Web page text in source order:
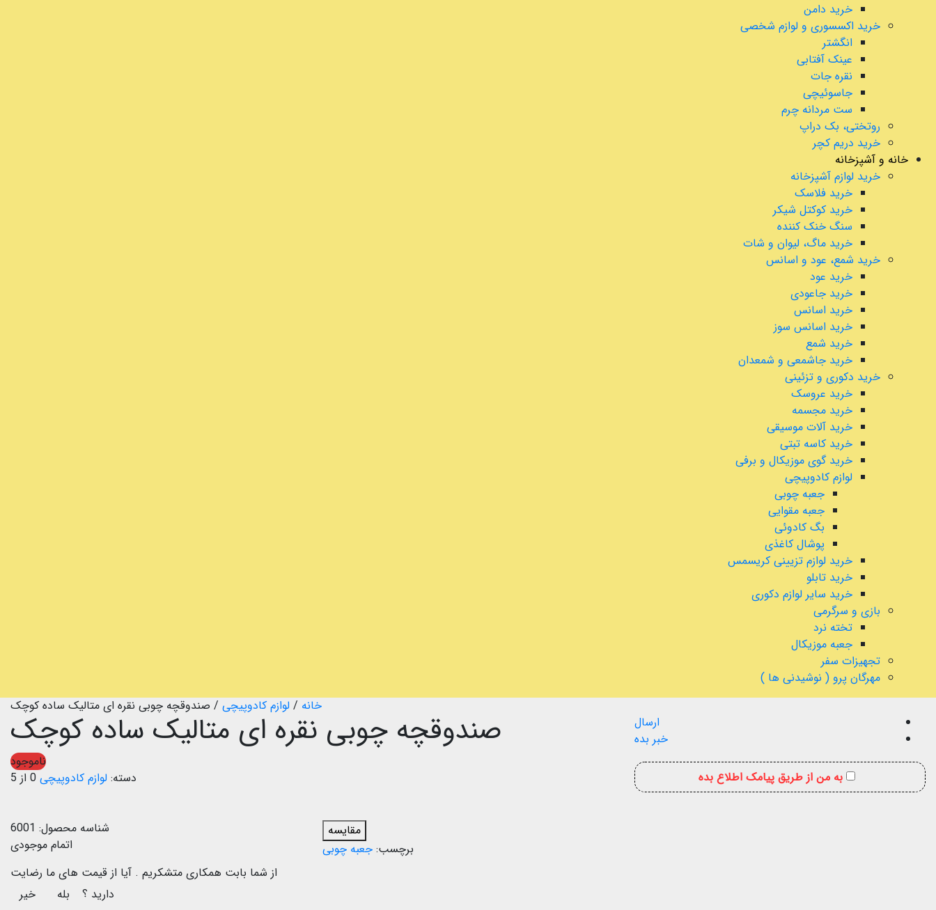
خرید دامن
خرید اکسسوری و لوازم شخصی
انگشتر
عینک آفتابی
نقره جات
جاسوئیچی
ست مردانه چرم
روتختی، بک دراپ
خرید دریم کچر
خانه و آشپزخانه
خرید لوازم آشپزخانه
خرید فلاسک
خرید کوکتل شیکر
سنگ خنک کننده
خرید ماگ، لیوان و شات
خرید شمع، عود و اسانس
خرید عود
خرید جاعودی
خرید اسانس
خرید اسانس سوز
خرید شمع
خرید جاشمعی و شمعدان
خرید دکوری و تزئینی
خرید عروسک
خرید مجسمه
خرید آلات موسیقی
خرید کاسه تبتی
خرید گوی موزیکال و برفی
لوازم کادوپیچی
جعبه چوبی
جعبه مقوایی
بگ کادوئی
پوشال کاغذی
خرید لوازم تزیینی کریسمس
خرید تابلو
خرید سایر لوازم دکوری
بازی و سرگرمی
تخته نرد
جعبه موزیکال
تجهیزات سفر
مهرگان پرو ( نوشیدنی ها )
خانه / لوازم کادوپیچی / صندوقچه چوبی نقره ای متالیک ساده کوچک
ارسال
خبر بده
به من از طریق پیامک اطلاع بده
صندوقچه چوبی نقره ای متالیک ساده کوچک
ناموجود
دسته: لوازم کادوپیچی 0 از 5
مقایسه
برچسب: جعبه چوبی
شناسه محصول: 6001
اتمام موجودی
از شما بابت همکاری متشکریم . آیا از قیمت های ما رضایت
دارید ؟
بله
خیر